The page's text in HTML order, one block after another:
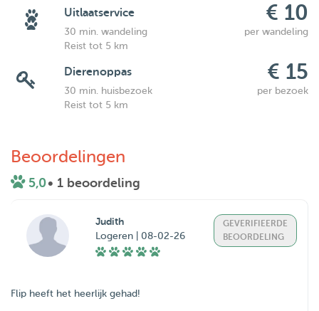
Uitlaatservice € 10
30 min. wandeling
per wandeling
Reist tot 5 km
Dierenoppas € 15
30 min. huisbezoek
per bezoek
Reist tot 5 km
Beoordelingen
5,0• 1 beoordeling
Judith
Logeren | 08-02-26
GEVERIFIEERDE
BEOORDELING
Flip heeft het heerlijk gehad!